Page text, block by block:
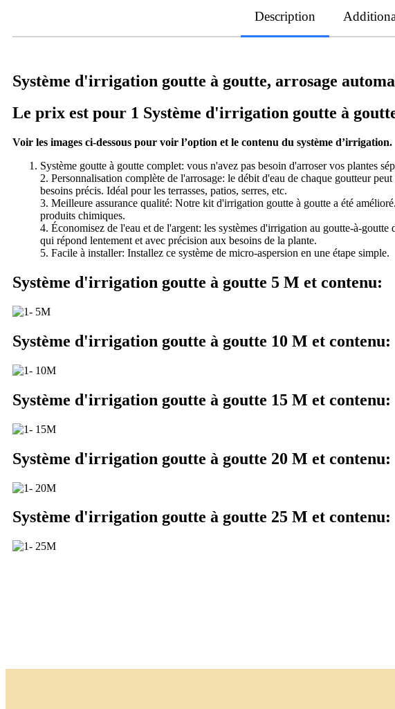
Description
Système d'irrigation goutte à goutte, arrosage
Le prix est pour 1 Système d'irrigation goutte à
Voir les images ci-dessous pour voir l’option et le contenu du système d’irrigation.
Système goutte à goutte complet: vous n'avez pas besoin d'arroser vos plantes
2. Personnalisation complète de l'arrosage: le débit d'eau de chaque goutteur
besoins précis. Idéal pour les terrasses, patios, serres, etc.
3. Meilleure assurance qualité: Notre kit d'irrigation goutte à goutte a été
produits chimiques.
4. Économisez de l'eau et de l'argent: les systèmes d'irrigation au goutte-à-
qui répond lentement et avec précision aux besoins de la plante.
5. Facile à installer: Installez ce système de micro-aspersion en une étape simple.
Système d'irrigation goutte à goutte 5 M et contenu:
Système d'irrigation goutte à goutte 10 M et contenu:
Système d'irrigation goutte à goutte 15 M et contenu:
Système d'irrigation goutte à goutte 20 M et contenu:
Système d'irrigation goutte à goutte 25 M et contenu: